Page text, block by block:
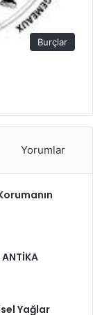
Burçlar
Yorumlar
ANTİKA
Yağlar